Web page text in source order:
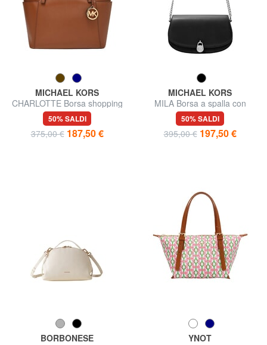
MICHAEL KORS
CHARLOTTE Borsa shopping
a spalla, in pelle
50% SALDI
375,00 € 187,50 €
MICHAEL KORS
MILA Borsa a spalla con
tracolla, in pelle
50% SALDI
395,00 € 197,50 €
BORBONESE
YNOT